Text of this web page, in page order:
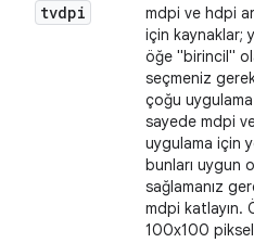
tvdpi
mdpi ve hdpi
için kaynaklar;
öğe "birincil"
seçmeniz
çoğu
sayede mdpi
uygulama için
bunları uygun
sağlamanız
mdpi katlayın.
100x100